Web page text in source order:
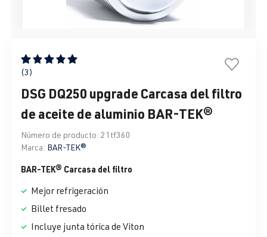
Calificación promedio de 5 de 5 estrellas
(3)
DSG DQ250 upgrade Carcasa del filtro
de aceite de aluminio BAR-TEK®
Número de producto: 21tf360
Marca: BAR-TEK®
BAR-TEK® Carcasa del filtro
Mejor refrigeración
Billet fresado
Incluye junta tórica de Viton